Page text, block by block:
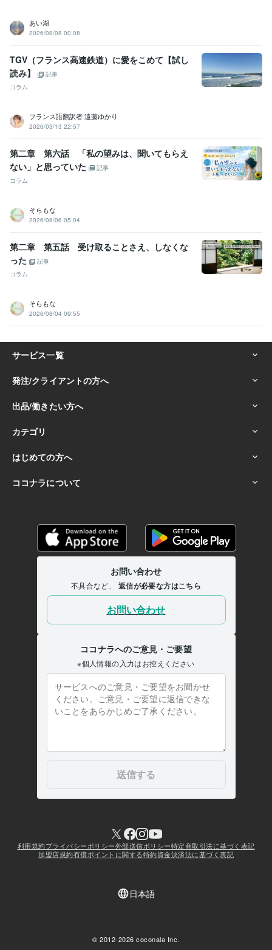
あい湖
2026/08/08 00:08
TGV（フランス高速鉄道）に愛をこめて【試し
読み】
記事
コラム
フランス語翻訳者 遠藤ゆかり
2026/03/13 22:57
第二章 第六話 「私の望みは、聞いてもらえ
ない」と思っていた
記事
コラム
そらもな
2026/08/06 05:04
第二章 第五話 受け取ることさえ、しなくな
った
記事
コラム
そらもな
2026/08/04 09:55